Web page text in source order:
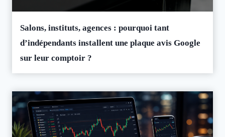
Salons, instituts, agences : pourquoi tant
d’indépendants installent une plaque avis Google
sur leur comptoir ?